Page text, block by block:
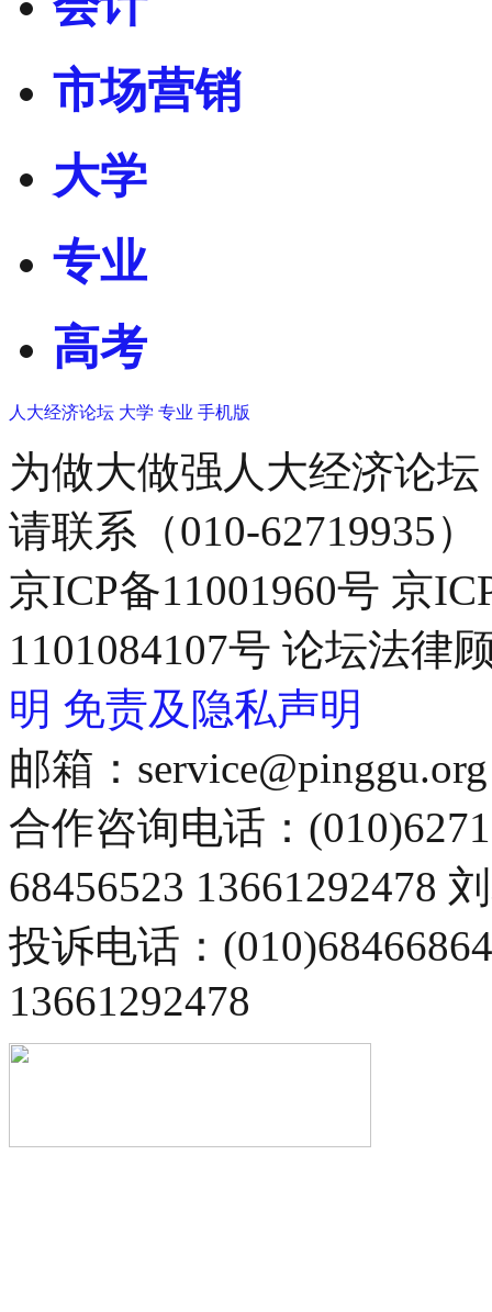
市场营销
大学
专业
高考
人大经济论坛 大学 专业 手机版
为做大做强人大经济论
请联系（010-62719935）
京ICP备11001960号 京
1101084107号 论坛法律
明 免责及隐私声明
邮箱：service@pinggu.org
合作咨询电话：
68456523 13661292478
投诉电话：
13661292478